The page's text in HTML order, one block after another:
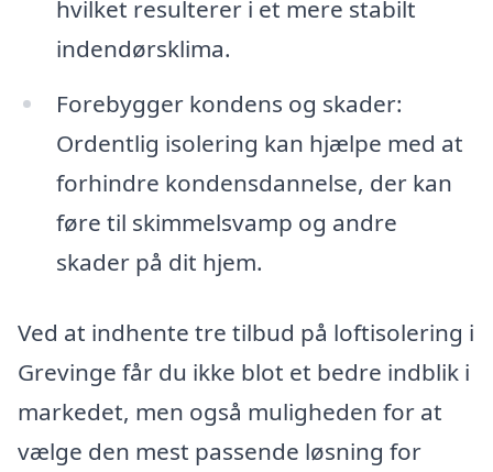
hvilket resulterer i et mere stabilt
indendørsklima.
Forebygger kondens og skader:
Ordentlig isolering kan hjælpe med at
forhindre kondensdannelse, der kan
føre til skimmelsvamp og andre
skader på dit hjem.
Ved at indhente tre tilbud på loftisolering i
Grevinge får du ikke blot et bedre indblik i
markedet, men også muligheden for at
vælge den mest passende løsning for